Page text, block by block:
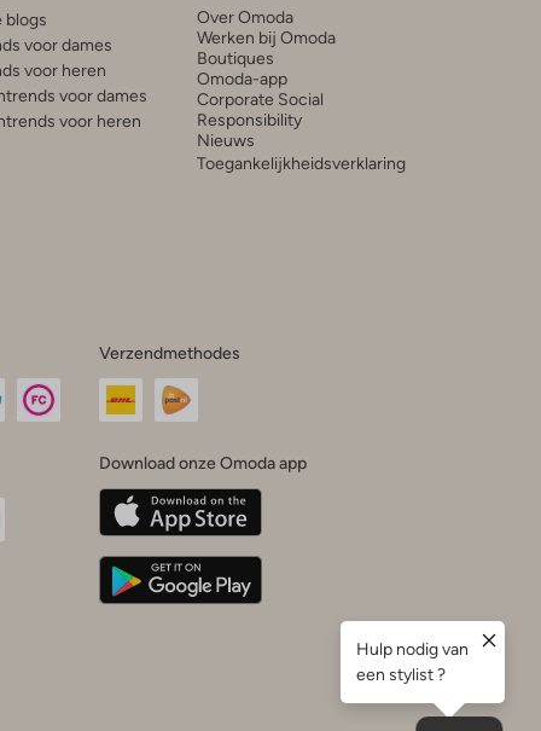
blogs
voor dames
voor heren
voor dames
voor heren
Over Omoda
Werken bij Omoda
Boutiques
Omoda-app
Corporate Social
Responsibility
Nieuws
Toegankelijkheidsverklaring
Verzendmethodes
Download onze Omoda app